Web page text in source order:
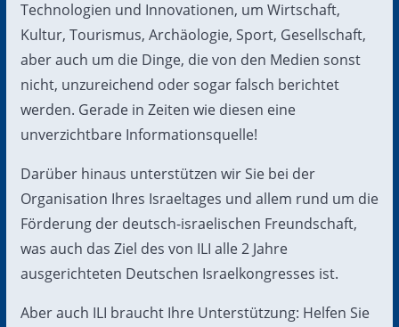
Technologien und Innovationen, um Wirtschaft,
Kultur, Tourismus, Archäologie, Sport, Gesellschaft,
aber auch um die Dinge, die von den Medien sonst
nicht, unzureichend oder sogar falsch berichtet
werden. Gerade in Zeiten wie diesen eine
unverzichtbare Informationsquelle!
Darüber hinaus unterstützen wir Sie bei der
Organisation Ihres Israeltages und allem rund um die
Förderung der deutsch-israelischen Freundschaft,
was auch das Ziel des von ILI alle 2 Jahre
ausgerichteten Deutschen Israelkongresses ist.
Aber auch ILI braucht Ihre Unterstützung: Helfen Sie